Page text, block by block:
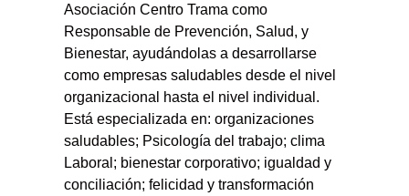
Asociación Centro Trama como
Responsable de Prevención, Salud, y
Bienestar, ayudándolas a desarrollarse
como empresas saludables desde el nivel
organizacional hasta el nivel individual.
Está especializada en: organizaciones
saludables; Psicología del trabajo; clima
Laboral; bienestar corporativo; igualdad y
conciliación; felicidad y transformación